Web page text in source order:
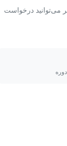
درخواست